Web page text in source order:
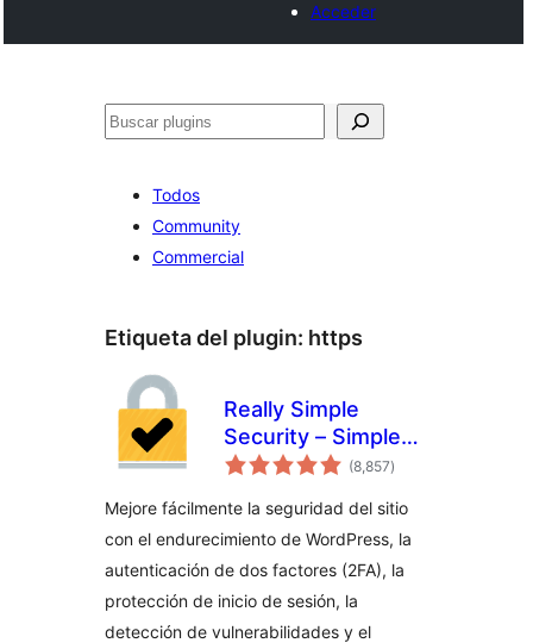
Acceder
Buscar
Todos
Community
Commercial
Etiqueta del plugin: https
Really Simple
Security – Simple
and Performant
Really Simple SSL)
(8,857total
de
)
Mejore fácilmente la seguridad del sitio
con el endurecimiento de WordPress, la
autenticación de dos factores (2FA), la
protección de inicio de sesión, la
detección de vulnerabilidades y el